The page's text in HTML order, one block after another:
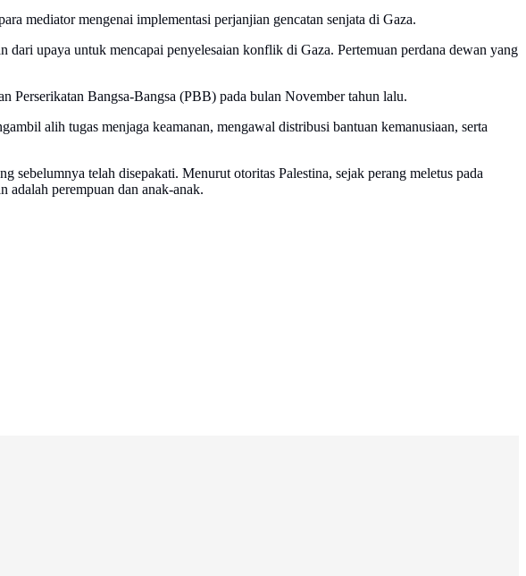
mediator mengenai implementasi perjanjian gencatan senjata di Gaza.
upaya untuk mencapai penyelesaian konflik di Gaza. Pertemuan perdana dewan yang
Perserikatan Bangsa-Bangsa (PBB) pada bulan November tahun lalu.
alih tugas menjaga keamanan, mengawal distribusi bantuan kemanusiaan, serta
sebelumnya telah disepakati. Menurut otoritas Palestina, sejak perang meletus pada
perempuan dan anak-anak.